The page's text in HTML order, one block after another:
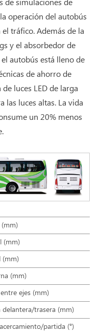
de simulaciones de
operación del autobús
tráfico. Además de la
y el absorbedor de
autobús está lleno de
de ahorro de
luces LED de larga
las luces altas. La vida
un 20% menos
(mm)
(mm)
(mm)
ejes (mm)
delantera/trasera (mm)
partida (°)